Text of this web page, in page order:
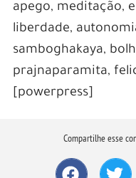
apego, meditação,
liberdade,
samboghakaya,
prajnaparamita,
[powerpress]
Compartilhe esse